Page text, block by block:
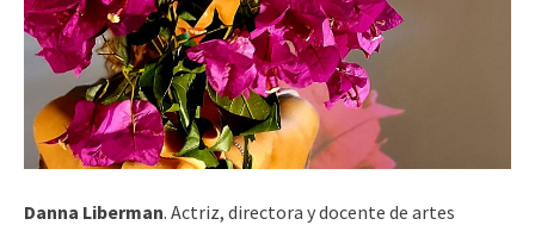
Danna Liberman. Actriz, directora y docente de artes